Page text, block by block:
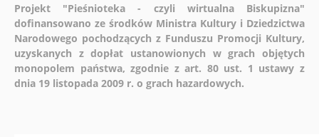
Projekt "Pieśnioteka - czyli wirtualna Biskupizna"
dofinansowano ze środków Ministra Kultury i Dziedzictwa
Narodowego pochodzących z Funduszu Promocji Kultury,
uzyskanych z dopłat ustanowionych w grach objętych
monopolem państwa, zgodnie z art. 80 ust. 1 ustawy z
dnia 19 listopada 2009 r. o grach hazardowych.